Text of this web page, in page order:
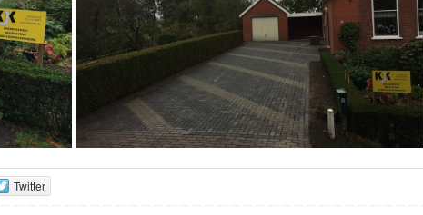
Twitter